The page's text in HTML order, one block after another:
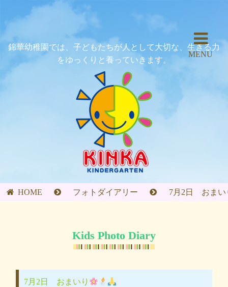
錦華幼稚園では、子どもたちが人として大切な、生きる力
をゆっくりと養っていきます。
MENU
HOME フォトダイアリー 7月2日 おまい
Kids Photo Diary
7月2日 おまいり